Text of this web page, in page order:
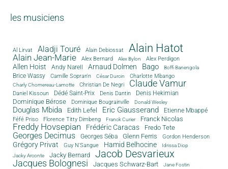
les musiciens
Al Lirvat Aladji Touré Alain Debiossat Alain Hatot
Alain Jean-Marie Alex Bernard Alex Bylon Alex Perdigon
Allen Hoist Andy Narell Arnaud Dolmen Bago Boffi Banengola
Brice Wassy Camille Sopran'n César Durcin Charlotte Mbango
Charly Chomereau-Lamotte Christian De Negri Claude Vamur
Daniel Kissoun Dédé Saint-Prix Denis Dantin Denis Hekimian
Dominique Bérose Dominique Bougrainville Donald Wesley
Douglas Mbida Edith Lefel Eric Giausserand Etienne Mbappé
Féfé Priso Florence Titty Dimbeng Franck Curier Franck Nicolas
Freddy Hovsepian Frédéric Caracas Fredo Tete
Georges Decimus Georges Séba Glenn Ferris Gordon Henderson
Grégory Privat Guy N'Sangue Hamid Belhocine
Idrissa Diop
Jacky Arconte
Jacky Bernard Jacob Desvarieux
Jacques Bolognesi Jacques Schwarz-Bart Jane Fostin